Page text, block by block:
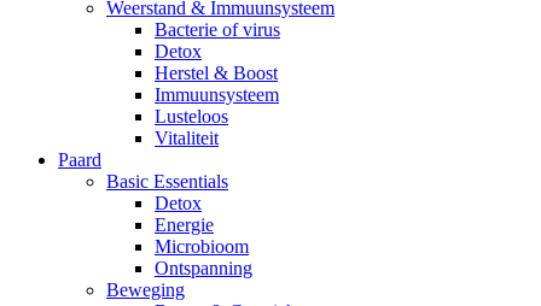
Weerstand & Immuunsysteem
Bacterie of virus
Detox
Herstel & Boost
Immuunsysteem
Lusteloos
Vitaliteit
Paard
Basic Essentials
Detox
Energie
Microbioom
Ontspanning
Beweging